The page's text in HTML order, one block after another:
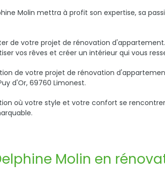
Molin mettra à profit son expertise, sa
de votre projet de rénovation
vos rêves et créer un intérieur qui vous
de votre projet de rénovation
d'Or, 69760 Limonest.
où votre style et votre confort se
Molin en